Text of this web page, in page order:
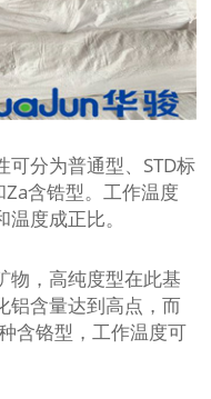
可分为普通型、STD标
含锆型。工作温度
度成正比。
，高纯度型在此基
铝含量达到高点，而
含铬型，工作温度可